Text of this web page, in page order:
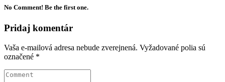
No Comment! Be the first one.
Pridaj komentár
Vaša e-mailová adresa nebude zverejnená. Vyžadované polia sú
označené *